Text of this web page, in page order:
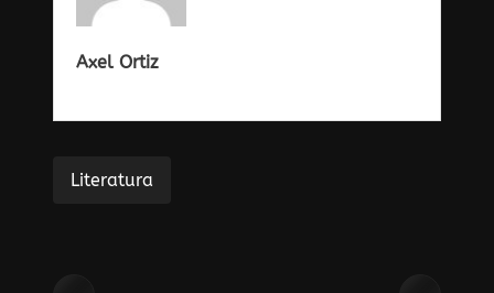
Axel Ortiz
Literatura